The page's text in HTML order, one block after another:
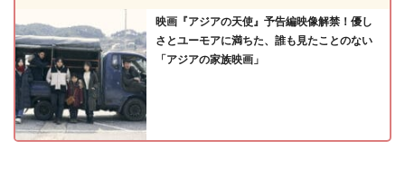
映画『アジアの天使』予告編映像解禁！優し
さとユーモアに満ちた、誰も見たことのない
「アジアの家族映画」